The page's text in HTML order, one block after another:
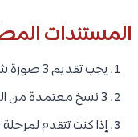
المستندات
يجب تقديم 3 صورة شخصية مقاس 4×6.
3 نسخ معتمدة من السجل الأكاديمي.